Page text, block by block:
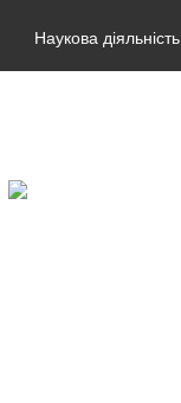
Наукова діяльність